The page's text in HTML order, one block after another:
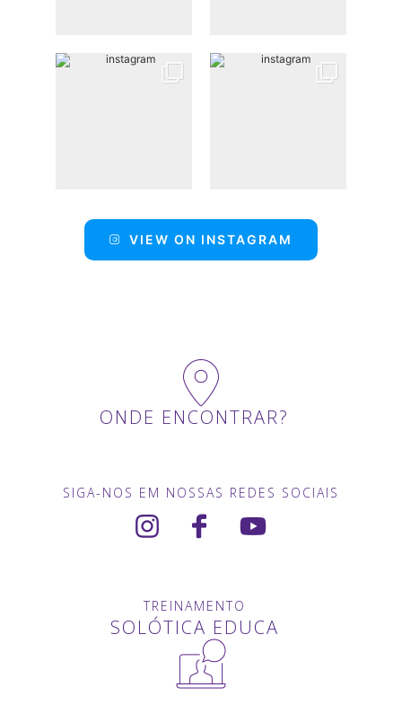
VIEW ON INSTAGRAM
ONDE ENCONTRAR?
SIGA-NOS EM NOSSAS REDES SOCIAIS
TREINAMENTO
SOLÓTICA EDUCA